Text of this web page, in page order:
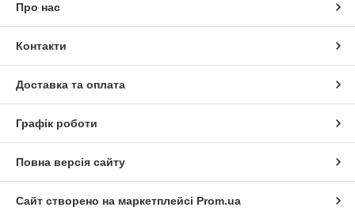
Про нас
Контакти
Доставка та оплата
Графік роботи
Повна версія сайту
Сайт створено на маркетплейсі Prom.ua